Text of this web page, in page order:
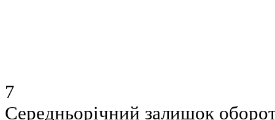
7
Середньорічний залишок